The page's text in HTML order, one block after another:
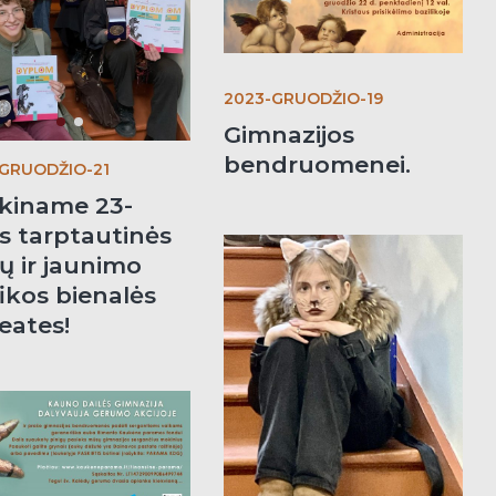
21
23-
tarptautinės
ir jaunimo
bienalės
2023-GRUODŽIO-19
Gimnazijos
bendruomenei.